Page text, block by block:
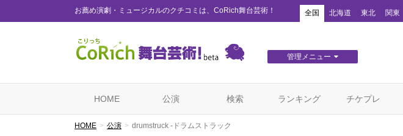
お薦め演劇・ミュージカルのクチコミは、CoRich舞台芸術！ 全国 北海道 東北 関東
管理メニュー
HOME 公演 検索 ランキング チケプレ
HOME 公演 drumstruck -ドラムストラック